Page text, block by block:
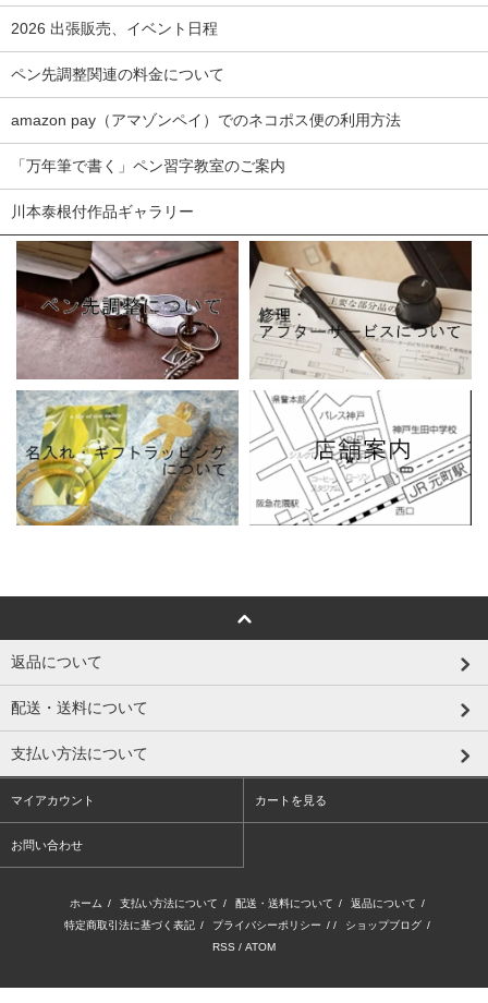
2026 出張販売、イベント日程
ペン先調整関連の料金について
amazon pay（アマゾンペイ）でのネコポス便の利用方法
「万年筆で書く」ペン習字教室のご案内
川本泰根付作品ギャラリー
返品について
配送・送料について
支払い方法について
マイアカウント カートを見る
お問い合わせ
ホーム / 支払い方法について / 配送・送料について / 返品について /
特定商取引法に基づく表記 / プライバシーポリシー / / ショップブログ /
RSS / ATOM